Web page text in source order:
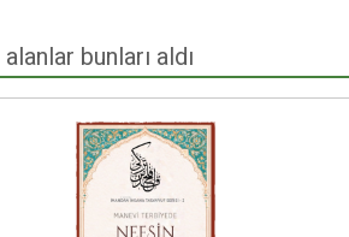
bunları aldı